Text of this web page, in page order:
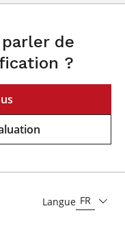
de
?
Langue FR